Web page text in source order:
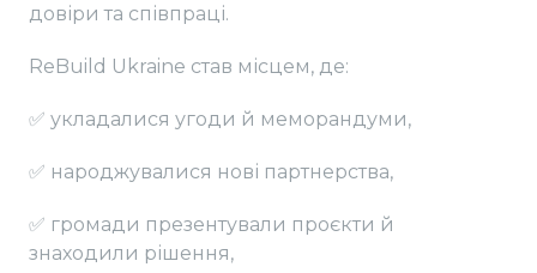
довіри та співпраці.
ReBuild Ukraine став місцем, де:
✅ укладалися угоди й меморандуми,
✅ народжувалися нові партнерства,
✅ громади презентували проєкти й
знаходили рішення,